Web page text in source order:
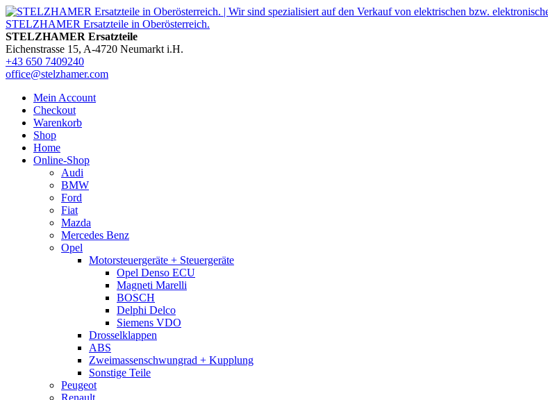
STELZHAMER Ersatzteile
Eichenstrasse 15, A-4720 Neumarkt i.H.
+43 650 7409240
office@stelzhamer.com
Mein Account
Checkout
Warenkorb
Shop
Home
Online-Shop
Audi
BMW
Ford
Fiat
Mazda
Mercedes Benz
Opel
Motorsteuergeräte + Steuergeräte
Opel Denso ECU
Magneti Marelli
BOSCH
Delphi Delco
Siemens VDO
Drosselklappen
ABS
Zweimassenschwungrad + Kupplung
Sonstige Teile
Peugeot
Renault